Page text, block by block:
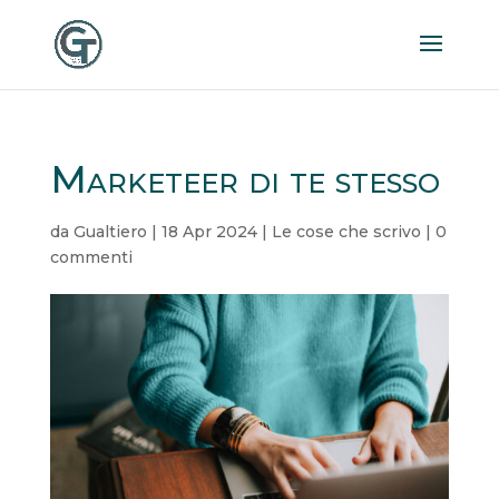
Marketeer di te stesso
da Gualtiero | 18 Apr 2024| Le cose che scrivo | 0
commenti